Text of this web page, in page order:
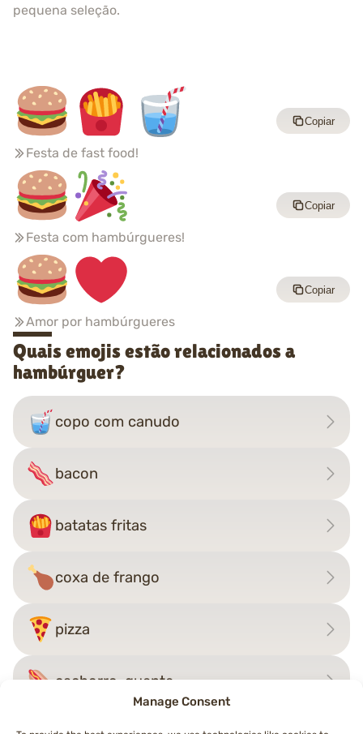
Manage Consent
pequena seleção.
Festa de fast food!
Copiar
Festa com hambúrgueres!
Copiar
Amor por hambúrgueres
Copiar
Quais emojis estão relacionados a
hambúrguer?
copo com canudo
bacon
batatas fritas
coxa de frango
pizza
cachorro-quente